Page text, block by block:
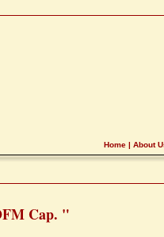
Home | About
Cap. "